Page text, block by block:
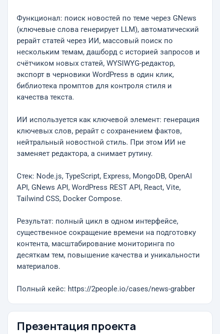
Функционал: поиск новостей по теме через GNews
(ключевые слова генерирует LLM), автоматический
рерайт статей через ИИ, массовый поиск по
нескольким темам, дашборд с историей запросов и
счётчиком новых статей, WYSIWYG-редактор,
экспорт в черновики WordPress в один клик,
библиотека промптов для контроля стиля и
качества текста.
ИИ используется как ключевой элемент: генерация
ключевых слов, рерайт с сохранением фактов,
нейтральный новостной стиль. При этом ИИ не
заменяет редактора, а снимает рутину.
Стек: Node.js, TypeScript, Express, MongoDB, OpenAI
API, GNews API, WordPress REST API, React, Vite,
Tailwind CSS, Docker Compose.
Результат: полный цикл в одном интерфейсе,
существенное сокращение времени на подготовку
контента, масштабирование мониторинга по
десяткам тем, повышение качества и уникальности
материалов.
Полный кейс: https://2people.io/cases/news-grabber
Презентация проекта